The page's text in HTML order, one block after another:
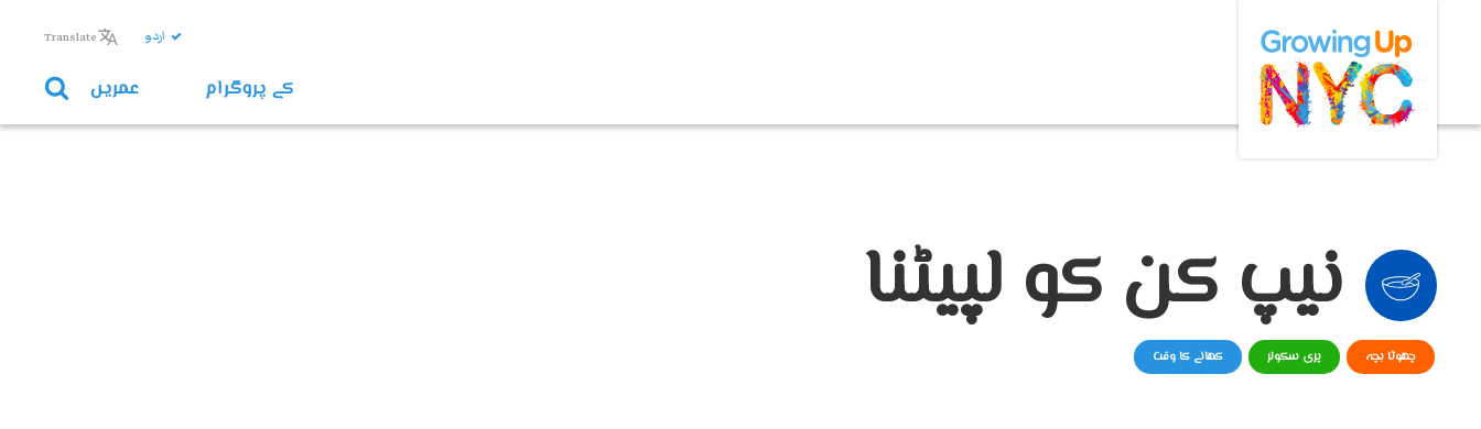
اردو Translate
کے پروگرام عمریں
نیپ کن کو لپیٹنا
چھوٹا بچہ پری سکولر کھانے کا وقت